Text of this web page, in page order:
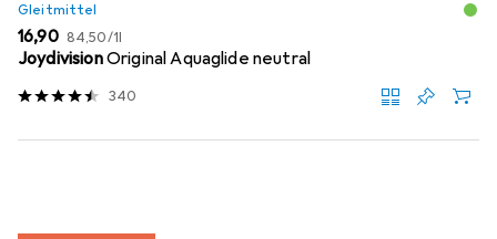
Gleitmittel
EUR
16,90 EUR
84,50/1l
JoydivisionOriginal Aquaglide neutral
340